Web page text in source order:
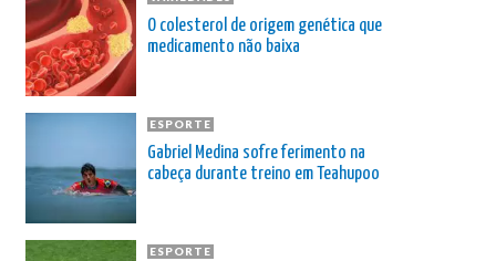
O colesterol de origem genética que
medicamento não baixa
ESPORTE
Gabriel Medina sofre ferimento na
cabeça durante treino em Teahupoo
ESPORTE